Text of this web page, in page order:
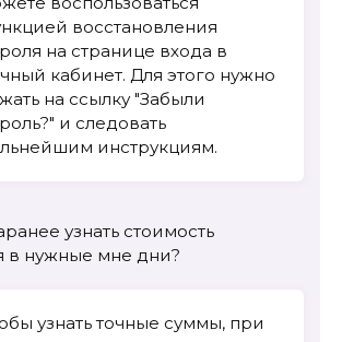
восстановления
на странице входа в
кабинет. Для этого нужно
на ссылку "Забыли
и следовать
инструкциям.
узнать стоимость
в нужные мне дни?
узнать точные суммы, при